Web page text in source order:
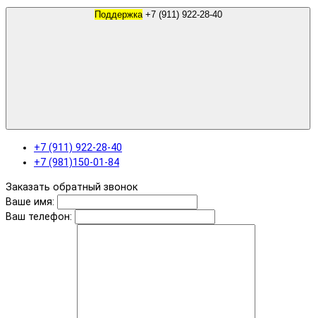
Поддержка +7 (911) 922-28-40
+7 (911) 922-28-40
+7 (981)150-01-84
Заказать обратный звонок
Ваше имя:
Ваш телефон: